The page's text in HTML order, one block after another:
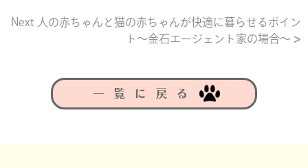
Next 人の赤ちゃんと猫の赤ちゃんが快適に暮らせるポイン
ト～金石エージェント家の場合～
一覧に戻る